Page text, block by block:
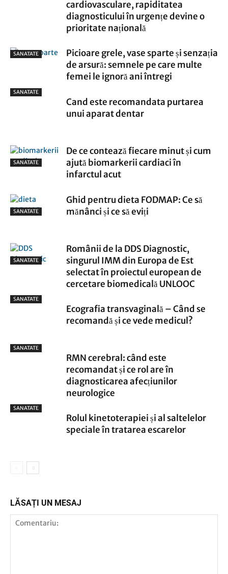
cardiovasculare, rapiditatea
diagnosticului în urgențe devine o
prioritate națională
SANATATE
Picioare grele, vase sparte și senzația
de arsură: semnele pe care multe
femei le ignoră ani întregi
SANATATE
Cand este recomandata purtarea
unui aparat dentar
SANATATE
De ce contează fiecare minut și cum
ajută biomarkerii cardiaci în
infarctul acut
SANATATE
Ghid pentru dieta FODMAP: Ce să
mănânci și ce să eviți
SANATATE
Românii de la DDS Diagnostic,
singurul IMM din Europa de Est
selectat în proiectul european de
cercetare biomedicală UNLOOC
SANATATE
Ecografia transvaginală – Când se
recomandă și ce vede medicul?
SANATATE
RMN cerebral: când este
recomandat și ce rol are în
diagnosticarea afecțiunilor
neurologice
SANATATE
Rolul kinetoterapiei și al saltelelor
speciale în tratarea escarelor
LĂSAȚI UN MESAJ